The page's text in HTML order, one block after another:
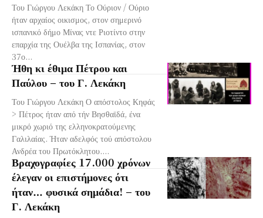
Του Γιώργου Λεκάκη Το Ούριον / Ούριο
ήταν αρχαίος οικισμος, στον σημερινό
ισπανικό δήμο Μίνας ντε Ριοτίντο στην
επαρχία της Ουέλβα της Ισπανίας, στον
37ο...
Ήθη κι έθιμα Πέτρου και
Παύλου – του Γ. Λεκάκη
Του Γιώργου Λεκάκη Ο απόστολος Κηφάς
> Πέτρος ήταν από τήν Βησθαϊδά, ένα
μικρό χωριό της ελληνοκρατούμενης
Γαλιλαίας. Ήταν αδελφός τού απόστολου
Ανδρέα του Πρωτόκλητου....
Βραχογραφίες 17.000 χρόνων
έλεγαν οι επιστήμονες ότι
ήταν… φυσικά σημάδια! – του
Γ. Λεκάκη